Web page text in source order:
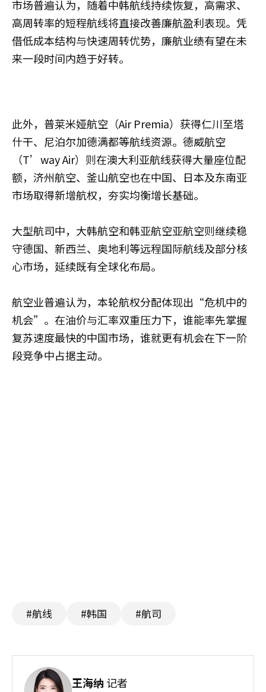
市场普遍认为，随着中韩航线持续恢复，高需求、
高周转率的短程航线将直接改善廉航盈利表现。凭
借低成本结构与快速周转优势，廉航业绩有望在未
来一段时间内趋于好转。
此外，普莱米娅航空（Air Premia）获得仁川至塔
什干、尼泊尔加德满都等航线资源。德威航空
（T’way Air）则在澳大利亚航线获得大量座位配
额，济州航空、釜山航空也在中国、日本及东南亚
市场取得新增航权，夯实均衡增长基础。
大型航司中，大韩航空和韩亚航空亚航空则继续稳
守德国、新西兰、奥地利等远程国际航线及部分核
心市场，延续既有全球化布局。
航空业普遍认为，本轮航权分配体现出“危机中的
机会”。在油价与汇率双重压力下，谁能率先掌握
复苏速度最快的中国市场，谁就更有机会在下一阶
段竞争中占据主动。
#航线 #韩国 #航司
王海纳 记者